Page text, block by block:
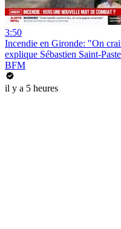
3:50
Incendie en Gironde: "On
explique Sébastien Saint-
BFM
il y a 5 heures